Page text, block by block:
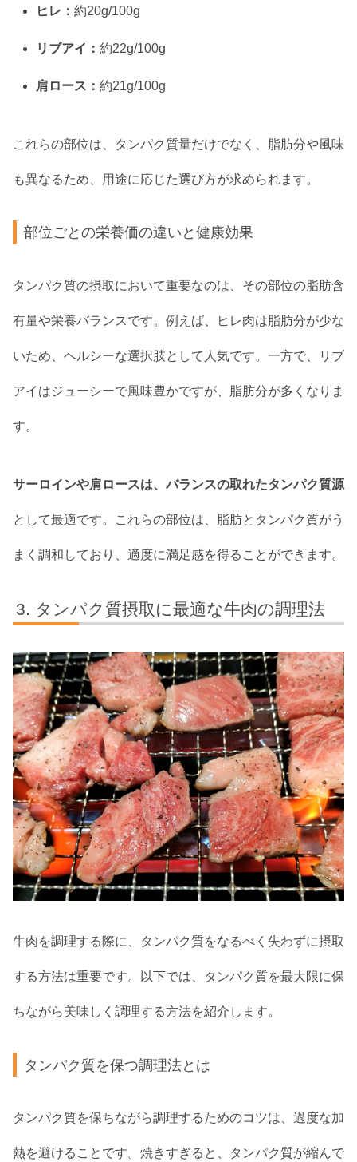
ヒレ：約20g/100g
リブアイ：約22g/100g
肩ロース：約21g/100g
これらの部位は、タンパク質量だけでなく、脂肪分や風味
も異なるため、用途に応じた選び方が求められます。
部位ごとの栄養価の違いと健康効果
タンパク質の摂取において重要なのは、その部位の脂肪含
有量や栄養バランスです。例えば、ヒレ肉は脂肪分が少な
いため、ヘルシーな選択肢として人気です。一方で、リブ
アイはジューシーで風味豊かですが、脂肪分が多くなりま
す。
サーロインや肩ロースは、バランスの取れたタンパク質源
として最適です。これらの部位は、脂肪とタンパク質がう
まく調和しており、適度に満足感を得ることができます。
タンパク質摂取に最適な牛肉の調理法
牛肉を調理する際に、タンパク質をなるべく失わずに摂取
する方法は重要です。以下では、タンパク質を最大限に保
ちながら美味しく調理する方法を紹介します。
タンパク質を保つ調理法とは
タンパク質を保ちながら調理するためのコツは、過度な加
熱を避けることです。焼きすぎると、タンパク質が縮んで